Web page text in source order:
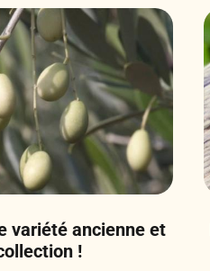
variété ancienne et
!